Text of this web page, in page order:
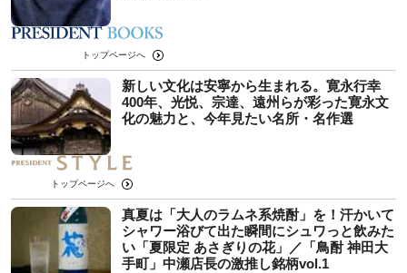
トップページへ
新しい文化は安寧から生まれる。寛永行幸
400年、光悦、宗達、遠州らが彩った寛永文
化の魅力と、今年見たい名所・名作選
トップページへ
真夏は「大人のラムネ系焼酎」を！汗かいて
シャワー浴びて出た瞬間にシュワっと飲みた
い「夏限定 あさぎりの花」／「鳥酎 神田大
手町」中瀬店長の激推し銘柄vol.1